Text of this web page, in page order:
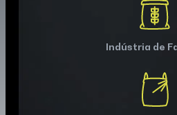
Indústria de